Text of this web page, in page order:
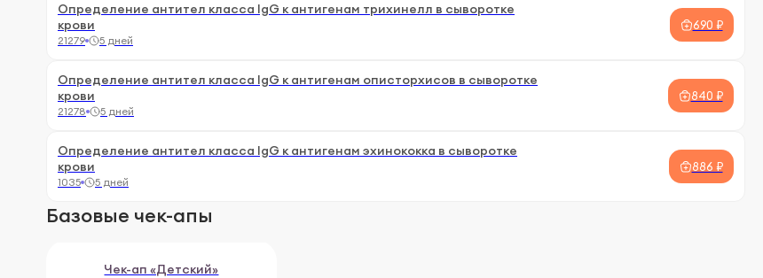
Базовые чек-апы
Чек-ап «Детский»
Определение антител класса IgG к антигенам трихинелл в сыворотке
крови
21279 5 дней
690 ₽
Определение антител класса IgG к антигенам описторхисов в сыворотке
крови
21278 5 дней
840 ₽
Определение антител класса IgG к антигенам эхинококка в сыворотке
крови
1035 5 дней
886 ₽